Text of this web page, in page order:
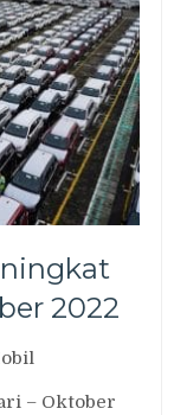
2022
– Oktober